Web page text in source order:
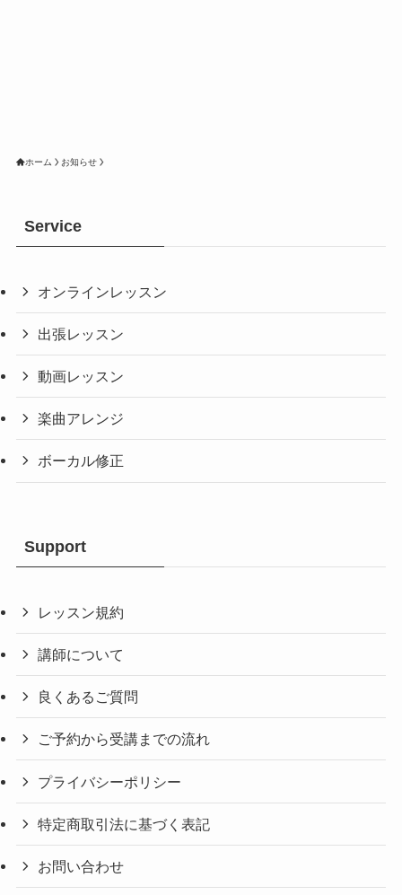
ホーム お知らせ
Service
オンラインレッスン
出張レッスン
動画レッスン
楽曲アレンジ
ボーカル修正
Support
レッスン規約
講師について
良くあるご質問
ご予約から受講までの流れ
プライバシーポリシー
特定商取引法に基づく表記
お問い合わせ